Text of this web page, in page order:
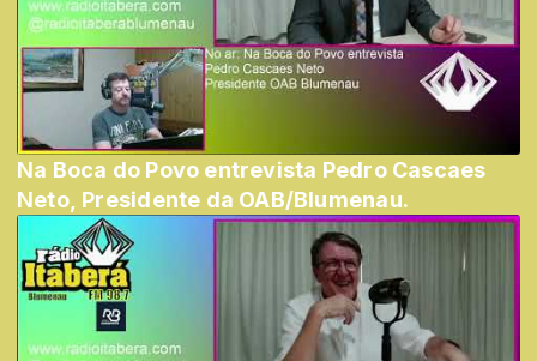
Na Boca do Povo entrevista Pedro Cascaes
Neto, Presidente da OAB/Blumenau.